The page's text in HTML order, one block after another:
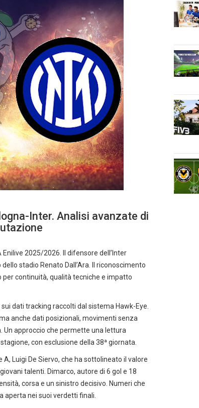
Inter. Analisi avanzate di
2025/2026. Il difensore dell’Inter
stadio Renato Dall’Ara. Il riconoscimento
continuità, qualità tecniche e impatto
dati tracking raccolti dal sistema Hawk-Eye.
anche dati posizionali, movimenti senza
Un approccio che permette una lettura
con esclusione della 38ª giornata.
Luigi De Siervo, che ha sottolineato il valore
talenti. Dimarco, autore di 6 gol e 18
corsa e un sinistro decisivo. Numeri che
aperta nei suoi verdetti finali.